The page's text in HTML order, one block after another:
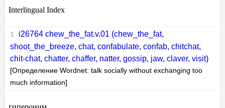
Interlingual Index
i26764 chew_the_fat.v.01 (chew_the_fat,
shoot_the_breeze, chat, confabulate, confab, chitchat,
chit-chat, chatter, chaffer, natter, gossip, jaw, claver, visit)
[Определение Wordnet: talk socially without exchanging too
much information]